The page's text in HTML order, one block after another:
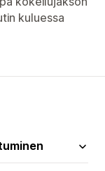
kuluessa